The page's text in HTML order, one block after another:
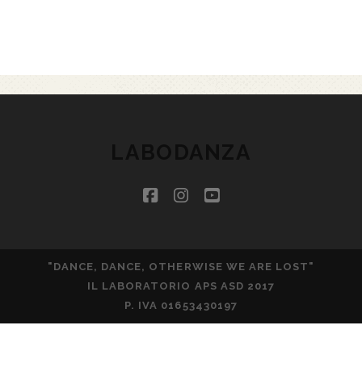
facebookinstagram
youtube
"DANCE, DANCE, OTHERWISE WE ARE LOST"
IL LABORATORIO APS ASD 2017
P. IVA 01653430197